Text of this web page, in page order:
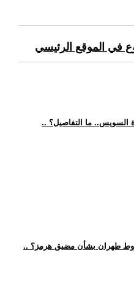
في الموقع الرئيسي
طهران بشأن مضيق هرمز؟